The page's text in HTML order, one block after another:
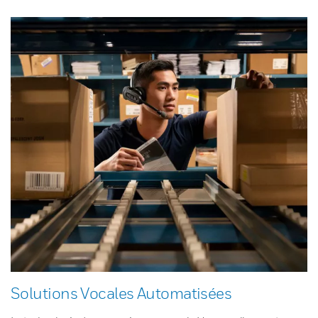
Solutions Vocales Automatisées